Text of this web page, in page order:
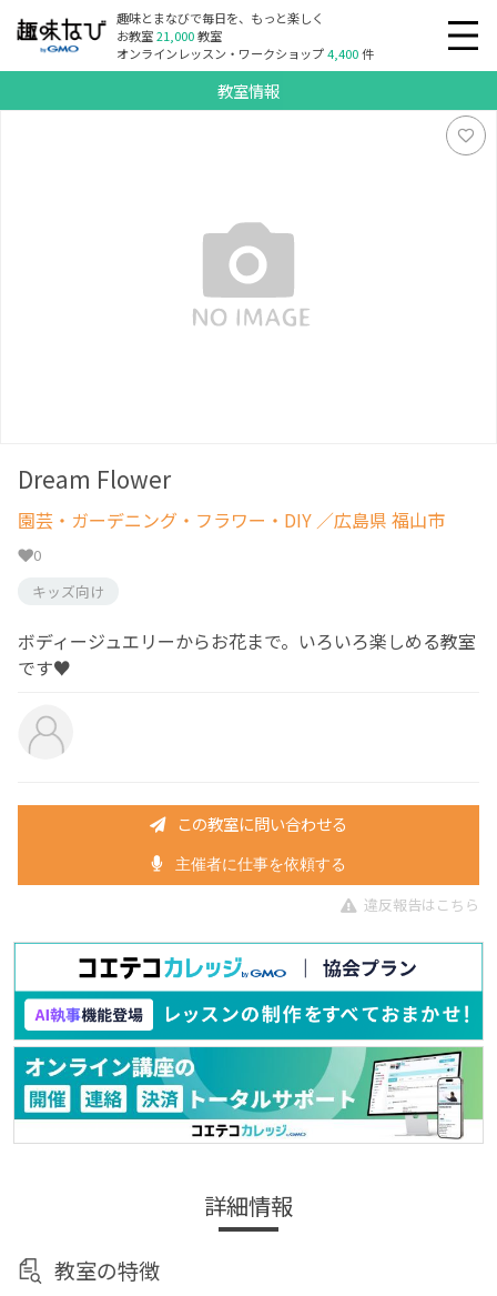
趣味とまなびで毎日を、もっと楽しく
お教室21,000教室
オンラインレッスン・ワークショップ4,400件
教室情報
Dream Flower
園芸・ガーデニング・フラワー・DIY ／広島県 福山市
0
キッズ向け
ボディージュエリーからお花まで。いろいろ楽しめる教室
です♥
この教室に問い合わせる
主催者に仕事を依頼する
違反報告はこちら
詳細情報
教室の特徴